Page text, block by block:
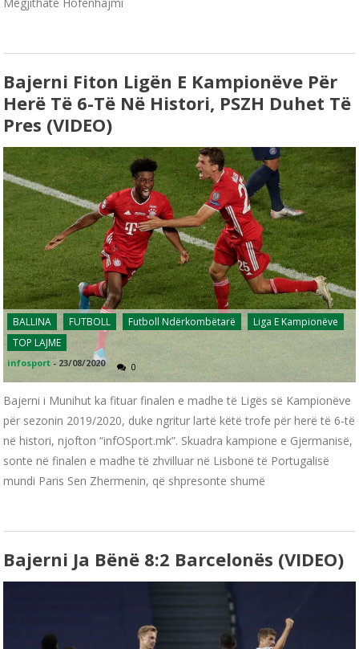
Bajerni Fiton Ligën E Kampionëve Për
Herë Të 6-Të Në Histori, PSZH Duhet Të
Pres (VIDEO)
BALLINA FUTBOLL Futboll Ndërkombëtarë
Liga E Kampionëve
TOP LAJME
infosport - 23/08/2020 0
Bajerni i Munihut ka fituar finalen e madhe të Ligës së Kampionëve
për sezonin 2019/2020, duke ngritur lartë këtë trofe për herë të 6-të
në histori, njofton “infOSport.mk”. Skuadra kampione e Gjermanisë,
sonte në finalen e madhe të zhvilluar në Lisbonë të Portugalisë
mundi Paris Sen Zhermenin, që shpresonte shumë
Bajerni Ja Bënë 8:2 Barcelonës (VIDEO)